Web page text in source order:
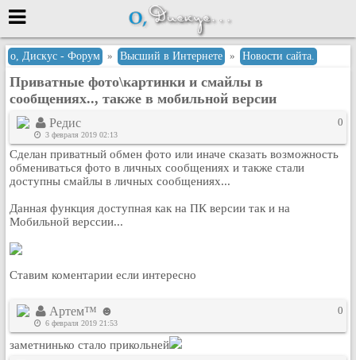
Меню
или войти через
Вход с 7ooo.ru
Регистрация
Данные авторизации одинаковые с
сайтом 7ooo.ru
Форумы
Поиск
Новые сообщения
Беседы
Игры
о, Дискус - Форум » Высший в Интернете » Новости сайта.
Приватные фото\картинки и смайлы в
сообщениях.., также в мобильной версии
Редис
3 февраля 2019 02:13
0
Сделан приватный обмен фото или иначе сказать возможность
обмениваться фото в личных сообщениях и также стали
доступны смайлы в личных сообщениях...
Данная функция доступная как на ПК версии так и на
Мобильной верссии...
Ставим коментарии если интересно
Артем™ ☻
6 февраля 2019 21:53
0
заметнинько стало прикольней